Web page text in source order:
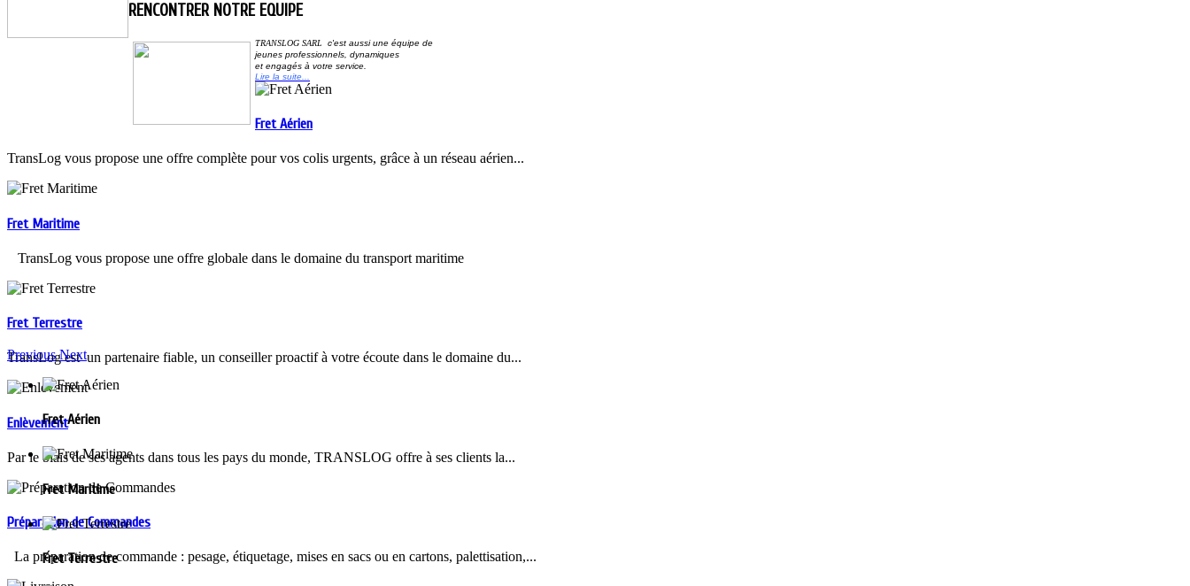
RENCONTRER NOTRE EQUIPE
TRANSLOG SARL
c'est aussi une équipe de
jeunes professionnels, dynamiques
et engagés à votre service
Lire la suite...
Fret Aérien
TransLog vous propose une offre complète pour vos colis urgents, grâce à un réseau aérien...
Fret Maritime
TransLog vous propose une offre globale dans le domaine du transport maritime
Fret Terrestre
TransLog est un partenaire fiable, un conseiller proactif à votre écoute dans le domaine du...
Enlèvement
Par le biais de ses agents dans tous les pays du monde, TRANSLOG offre à ses clients la...
Préparation de Commandes
La préparation de commande : pesage, étiquetage, mises en sacs ou en cartons, palettisation,...
Previous Next
Fret Aérien
Fret Maritime
Fret Terrestre